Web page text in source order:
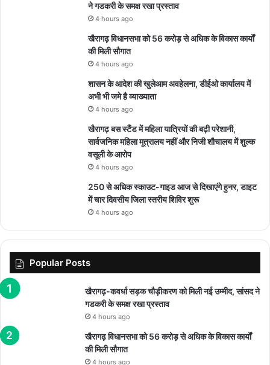
ने गडकरी के समक्ष रखा प्रस्ताव
4 hours ago
खैरागढ़ विधानसभा को 56 करोड़ से अधिक के विकास कार्यों
की मिली सौगात
4 hours ago
शासन के आदेश की खुलेआम अवहेलना, डीईओ कार्यालय में
अभी भी जमे है व्याख्याता
4 hours ago
खैरागढ़ बस स्टैंड में महिला यात्रियों की बढ़ी परेशानी,
सार्वजनिक महिला मूत्रालय नहीं और निजी शौचालय में शुल्क
वसूली के आरोप
4 hours ago
250 से अधिक स्काउट-गाइड आज से दिखाएंगे हुनर, डाइट
में चार दिवसीय जिला स्तरीय शिविर शुरू
4 hours ago
Popular Posts
खैरागढ़-कवर्धा सड़क चौड़ीकरण को मिली नई उम्मीद, सांसद ने
गडकरी के समक्ष रखा प्रस्ताव
4 hours ago
खैरागढ़ विधानसभा को 56 करोड़ से अधिक के विकास कार्यों
की मिली सौगात
4 hours ago